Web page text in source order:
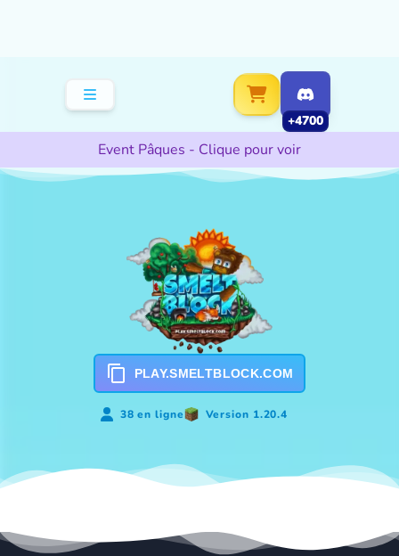
+4700
Event Pâques - Clique pour voir
PLAY.SMELTBLOCK.COM
38 en ligne Version 1.20.4